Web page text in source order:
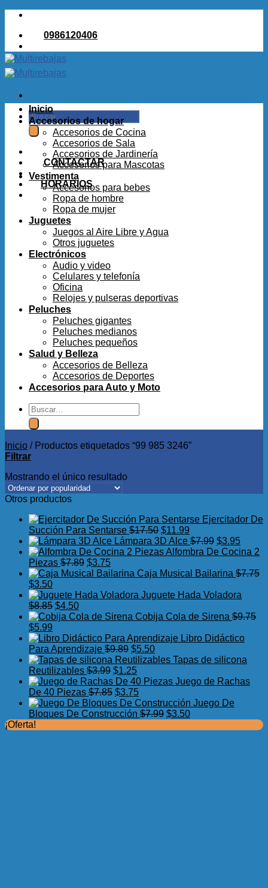
Saltar
contenido0986120406
Buscar
por:
CONTACTAR
HORARIOS
Inicio
Accesorios de hogar
Accesorios de Cocina
Accesorios de Sala
Accesorios de Jardinería
Accesorios para Mascotas
Vestimenta
Accesorios para bebes
Ropa de hombre
Ropa de mujer
Juguetes
Juegos al Aire Libre y Agua
Otros juguetes
Electrónicos
Audio y video
Celulares y telefonía
Oficina
Relojes y pulseras deportivas
Peluches
Peluches gigantes
Peluches medianos
Peluches pequeños
Salud y Belleza
Accesorios de Belleza
Accesorios de Deportes
Accesorios para Auto y Moto
Buscar
por:
Inicio /Productos etiquetados “99 985 3246”
Filtrar
Mostrando el único resultado
Otros productos
Ejercitador De
Succión Para Sentarse $17.50 El
precio
original
$17.50.
$11.99
precio
actual
$11.99.
Lámpara 3D Alce $7.99 El
precio
era:
$3.95El
precio
es:
Alfombra De Cocina 2
Piezas $7.89 El
precio
era:
$3.75El
precio
es:
Caja Musical Bailarina $7.75
El
precio
original
era:
$7.75.
$3.50El
precio
actual
es:
Juguete Hada Voladora
$8.85 El
precio
era:
$8.85.
$4.50El
precio
es:
$4.50.
Cobija Cola de Sirena $9.75
El
precio
original
era:
$9.75.
$5.99
precio
actual
es:
$5.99.
Libro Didáctico
Para Aprendizaje $9.89 El
precio
original
era:
$9.89.
$5.50El
precio
es:
Tapas de silicona
Reutilizables $3.99 El
precio
original
era:
$3.99.
$1.25El
precio
actual
es:
$1.25.
Juego de Rachas
De 40 Piezas $7.85 El
precio
original
$3.75El
precio
actual
Juego De
Bloques De Construcción $7.99 El
$3.50El
¡Oferta!